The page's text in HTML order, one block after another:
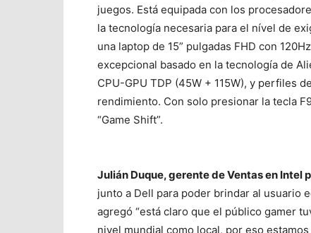
juegos. Está equipada con los
la tecnología necesaria para el nível de
una laptop de 15” pulgadas FHD con
excepcional basado en la tecnología de
CPU-GPU TDP (45W + 115W), y perfiles
rendimiento. Con solo presionar la tecla
“Game Shift”.
Julián Duque, gerente de Ventas en Intel
junto a Dell para poder brindar al usuario
agregó “está claro que el público gamer
nivel mundial como local, por eso